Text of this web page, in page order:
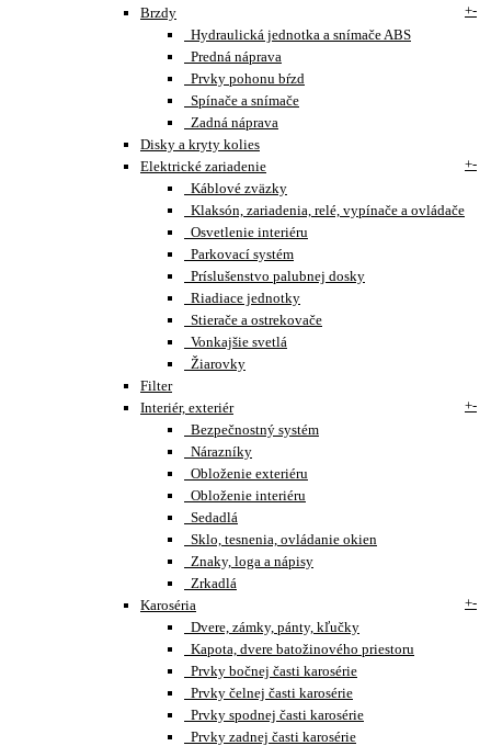
Brzdy
+-
Hydraulická jednotka a snímače ABS
Predná náprava
Prvky pohonu bŕzd
Spínače a snímače
Zadná náprava
Disky a kryty kolies
Elektrické zariadenie
+-
Káblové zväzky
Klaksón, zariadenia, relé, vypínače a ovládače
Osvetlenie interiéru
Parkovací systém
Príslušenstvo palubnej dosky
Riadiace jednotky
Stierače a ostrekovače
Vonkajšie svetlá
Žiarovky
Filter
Interiér, exteriér
+-
Bezpečnostný systém
Nárazníky
Obloženie exteriéru
Obloženie interiéru
Sedadlá
Sklo, tesnenia, ovládanie okien
Znaky, loga a nápisy
Zrkadlá
Karoséria
+-
Dvere, zámky, pánty, kľučky
Kapota, dvere batožinového priestoru
Prvky bočnej časti karosérie
Prvky čelnej časti karosérie
Prvky spodnej časti karosérie
Prvky zadnej časti karosérie